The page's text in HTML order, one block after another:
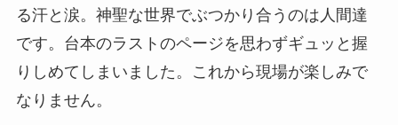
る汗と涙。神聖な世界でぶつかり合うのは人間達
です。台本のラストのページを思わずギュッと握
りしめてしまいました。これから現場が楽しみで
なりません。